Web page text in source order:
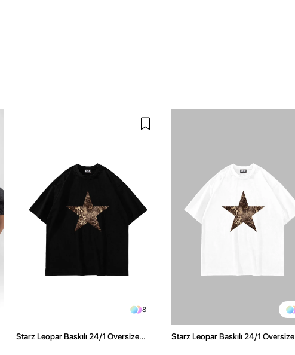
8
Starz Leopar Baskılı 24/1 Oversize
Starz Leopar Baskılı 24/1 Oversize